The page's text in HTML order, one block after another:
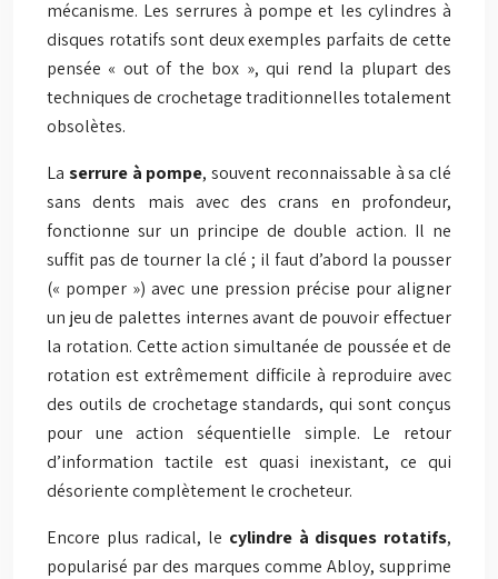
mécanisme. Les serrures à pompe et les cylindres à
disques rotatifs sont deux exemples parfaits de cette
pensée « out of the box », qui rend la plupart des
techniques de crochetage traditionnelles totalement
obsolètes.
La serrure à pompe, souvent reconnaissable à sa clé
sans dents mais avec des crans en profondeur,
fonctionne sur un principe de double action. Il ne
suffit pas de tourner la clé ; il faut d’abord la pousser
(« pomper ») avec une pression précise pour aligner
un jeu de palettes internes avant de pouvoir effectuer
la rotation. Cette action simultanée de poussée et de
rotation est extrêmement difficile à reproduire avec
des outils de crochetage standards, qui sont conçus
pour une action séquentielle simple. Le retour
d’information tactile est quasi inexistant, ce qui
désoriente complètement le crocheteur.
Encore plus radical, le cylindre à disques rotatifs,
popularisé par des marques comme Abloy, supprime